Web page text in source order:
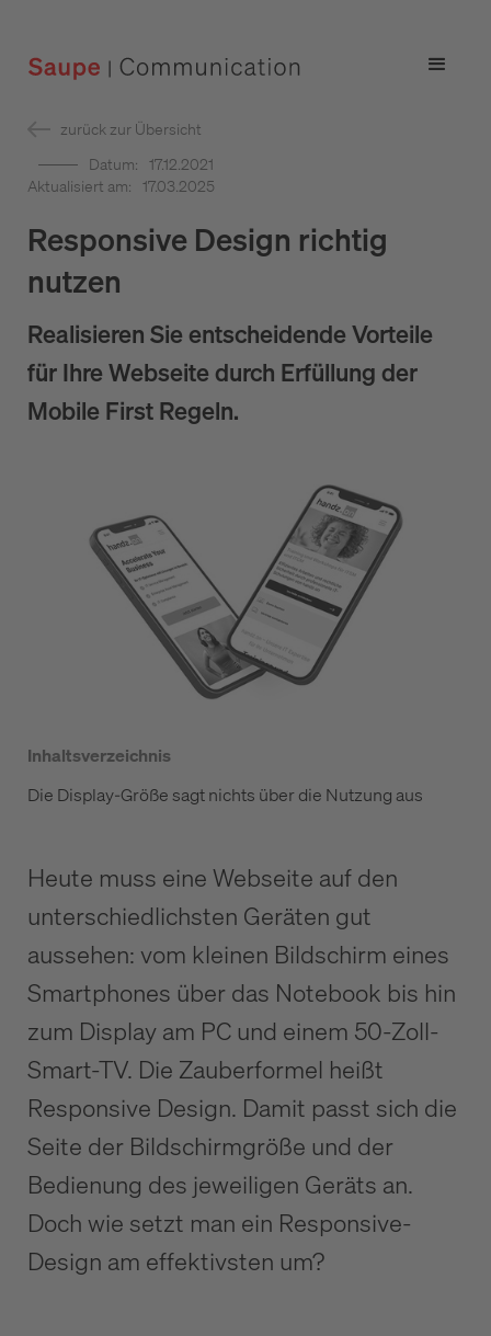
zurück zur Übersicht
Datum: 17.12.2021
Aktualisiert am: 17.03.2025
Responsive Design richtig
nutzen
Realisieren Sie entscheidende Vorteile
für Ihre Webseite durch Erfüllung der
Mobile First Regeln.
Inhaltsverzeichnis
Die Display-Größe sagt nichts über die Nutzung aus
Heute muss eine Webseite auf den
unterschiedlichsten Geräten gut
aussehen: vom kleinen Bildschirm eines
Smartphones über das Notebook bis hin
zum Display am PC und einem 50-Zoll-
Smart-TV. Die Zauberformel heißt
Responsive Design. Damit passt sich die
Seite der Bildschirmgröße und der
Bedienung des jeweiligen Geräts an.
Doch wie setzt man ein Responsive-
Design am effektivsten um?